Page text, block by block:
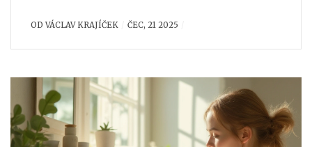
ODVÁCLAV KRAJÍČEK ČEC, 21 2025